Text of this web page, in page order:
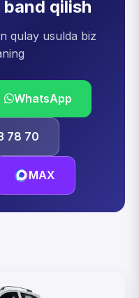
qilish
qulay usulda biz
WhatsApp
78 70
MAX